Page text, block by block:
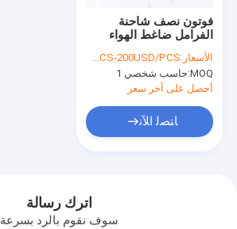
فوتون نصف شاحنة
الفرامل ضاغط الهواء
5268950
الأسعار:150USD/PCS-200USD/PCS
MOQ: حاسب شخصي 1
أحصل على آخر سعر
ﺎﺘﺼﻟ ﺍﻶﻧ
اترك رسالة
سوف نقوم بالرد بسرعة